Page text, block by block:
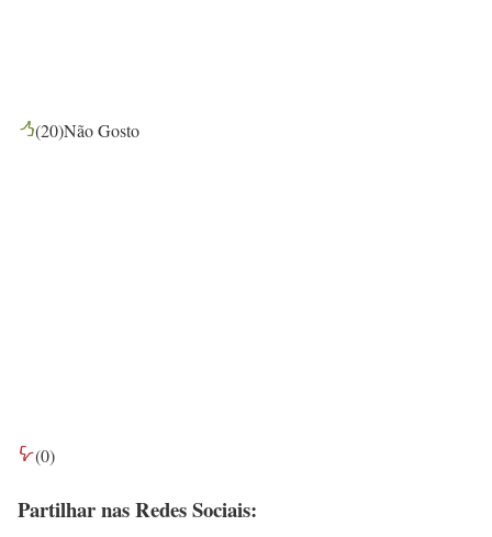
(20)Não Gosto
(0)
Partilhar nas Redes Sociais: